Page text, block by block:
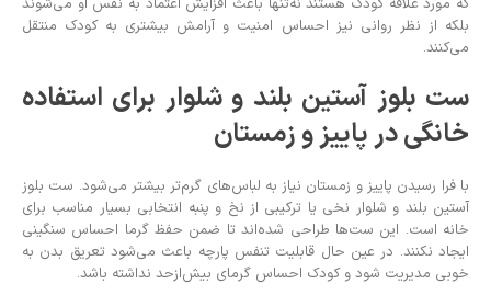
که مورد علاقه کودک هستند نه‌تنها باعث افزایش اعتماد به نفس او می‌شوند
بلکه از نظر روانی نیز احساس امنیت و آرامش بیشتری به کودک منتقل
می‌کنند.
ست بلوز آستین بلند و شلوار برای استفاده
خانگی در پاییز و زمستان
با فرا رسیدن پاییز و زمستان نیاز به لباس‌های گرم‌تر بیشتر می‌شود. ست بلوز
آستین بلند و شلوار نخی یا ترکیبی از نخ و پنبه انتخابی بسیار مناسب برای
خانه است. این ست‌ها طراحی شده‌اند تا ضمن حفظ گرما احساس سنگینی
ایجاد نکنند. در عین حال قابلیت تنفس پارچه باعث می‌شود تعریق بدن به
خوبی مدیریت شود و کودک احساس گرمای بیش‌از‌حد نداشته باشد.